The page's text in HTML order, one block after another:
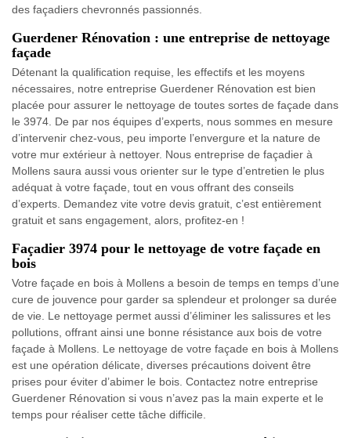
des façadiers chevronnés passionnés.
Guerdener Rénovation : une entreprise de nettoyage
façade
Détenant la qualification requise, les effectifs et les moyens
nécessaires, notre entreprise Guerdener Rénovation est bien
placée pour assurer le nettoyage de toutes sortes de façade dans
le 3974. De par nos équipes d’experts, nous sommes en mesure
d’intervenir chez-vous, peu importe l’envergure et la nature de
votre mur extérieur à nettoyer. Nous entreprise de façadier à
Mollens saura aussi vous orienter sur le type d’entretien le plus
adéquat à votre façade, tout en vous offrant des conseils
d’experts. Demandez vite votre devis gratuit, c’est entièrement
gratuit et sans engagement, alors, profitez-en !
Façadier 3974 pour le nettoyage de votre façade en
bois
Votre façade en bois à Mollens a besoin de temps en temps d’une
cure de jouvence pour garder sa splendeur et prolonger sa durée
de vie. Le nettoyage permet aussi d’éliminer les salissures et les
pollutions, offrant ainsi une bonne résistance aux bois de votre
façade à Mollens. Le nettoyage de votre façade en bois à Mollens
est une opération délicate, diverses précautions doivent être
prises pour éviter d’abimer le bois. Contactez notre entreprise
Guerdener Rénovation si vous n’avez pas la main experte et le
temps pour réaliser cette tâche difficile.